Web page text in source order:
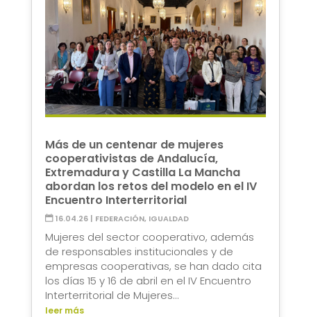
Más de un centenar de mujeres
cooperativistas de Andalucía,
Extremadura y Castilla La Mancha
abordan los retos del modelo en el IV
Encuentro Interterritorial
16.04.26| FEDERACIÓN, IGUALDAD
Mujeres del sector cooperativo, además
de responsables institucionales y de
empresas cooperativas, se han dado cita
los días 15 y 16 de abril en el IV Encuentro
Interterritorial de Mujeres...
leer más